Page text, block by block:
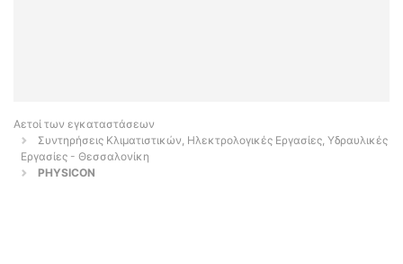
Αετοί των εγκαταστάσεων
Συντηρήσεις Κλιματιστικών, Ηλεκτρολογικές Εργασίες, Υδραυλικές
Εργασίες - Θεσσαλονίκη
PHYSICON